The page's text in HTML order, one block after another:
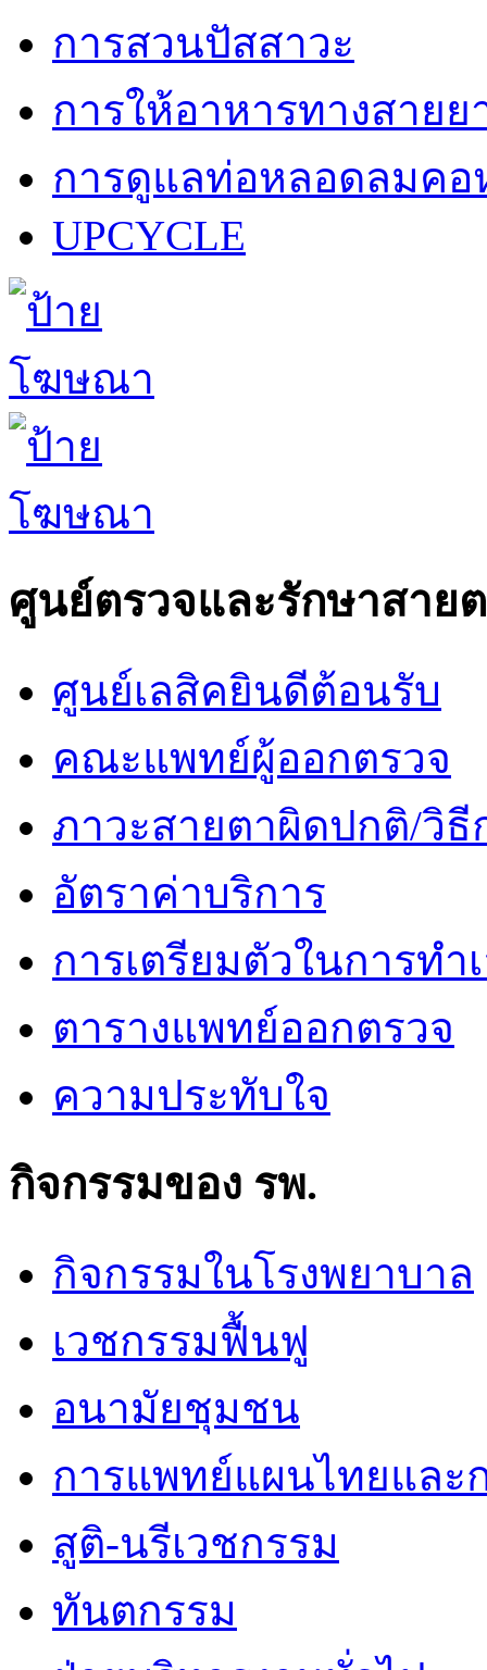
การสวนปัสสาวะ
การให้อาหารทางสายย
การดูแลท่อหลอดลมคอ
UPCYCLE
ศูนย์ตรวจและรักษาสาย
ศูนย์เลสิคยินดีต้อนรับ
คณะแพทย์ผู้ออกตรวจ
ภาวะสายตาผิดปกติ/วิธี
อัตราค่าบริการ
การเตรียมตัวในการทำ
ตารางแพทย์ออกตรวจ
ความประทับใจ
กิจกรรมของ รพ.
กิจกรรมในโรงพยาบาล
เวชกรรมฟื้นฟู
อนามัยชุมชน
การแพทย์แผนไทยและ
สูติ-นรีเวชกรรม
ทันตกรรม